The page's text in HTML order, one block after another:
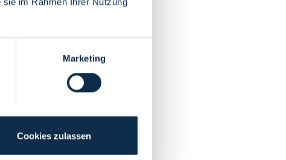
Marketing
Cookies zulassen